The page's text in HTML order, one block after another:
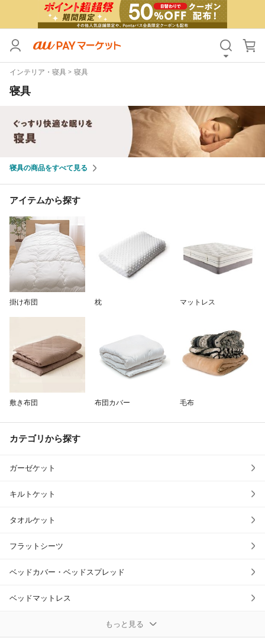
インテリア・寝具 寝具
寝具
寝具の商品をすべて見る
アイテムから探す
掛け布団 枕 マットレス
敷き布団 布団カバー 毛布
カテゴリから探す
ガーゼケット
キルトケット
タオルケット
フラットシーツ
ベッドカバー・ベッドスプレッド
ベッドマットレス
もっと見る
カテゴリ すべて
価格
すべて
その他の条件
タイムセール
サンキュー配送対象
キーワード
除外ワード